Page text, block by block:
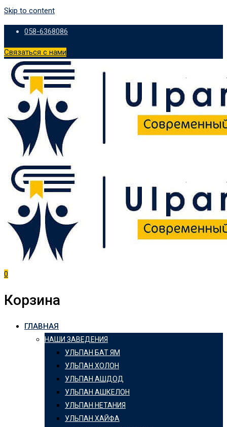
Skip to content
058-6368086
Связаться с нами
0
Корзина
ГЛАВНАЯ
НАШИ ЗАВЕДЕНИЯ
УЛЬПАН БАТ ЯМ
УЛЬПАН ХОЛОН
УЛЬПАН АШДОД
УЛЬПАН АШКЕЛОН
УЛЬПАН НЕТАНИЯ
УЛЬПАН ХАЙФА